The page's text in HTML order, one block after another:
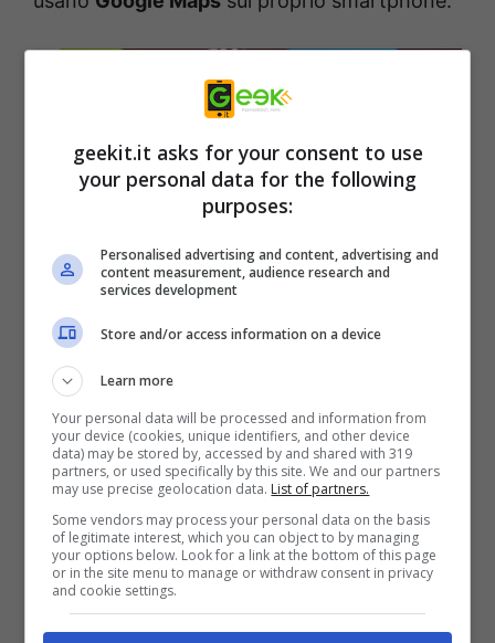
Google Maps (Geekit.it)
Il regolamento delCodice della Stradadice
espressamente che quello che non si può fare
è avere una mano occupata durante la guida.
Chi usa Google Maps, in teoria e per la sua
comodità, avrà comunque sempre un
supporto per cellulare da mettere sul
geekit.it asks for your consent to use
your personal data for the following
purposes:
Personalised advertising and content, advertising and
content measurement, audience research and
services development
Store and/or access information on a device
Learn more
Your personal data will be processed and information from
your device (cookies, unique identifiers, and other device
data) may be stored by, accessed by and shared with 319
partners, or used specifically by this site. We and our partners
may use precise geolocation data. List of partners.
Some vendors may process your personal data on the basis
of legitimate interest, which you can object to by managing
your options below. Look for a link at the bottom of this page
or in the site menu to manage or withdraw consent in privacy
and cookie settings.